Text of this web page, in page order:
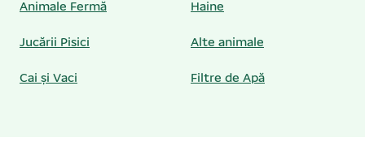
Animale Fermă Haine
Jucării Pisici Alte animale
Cai și Vaci Filtre de Apă